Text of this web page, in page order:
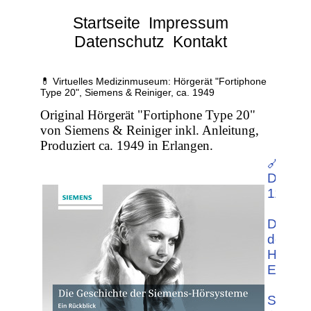
Startseite Impressum
Datenschutz Kontakt
💊 Virtuelles Medizinmuseum: Hörgerät "Fortiphone
Type 20", Siemens & Reiniger, ca. 1949
Original Hörgerät "Fortiphone Type 20"
von Siemens & Reiniger inkl. Anleitung,
Produziert ca. 1949 in Erlangen.
🔗
11.20
Die
der
Ein